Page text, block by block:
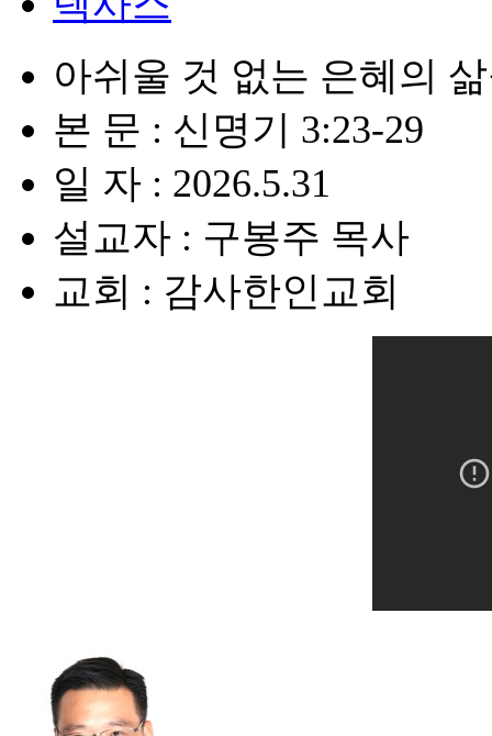
아쉬울 것 없는 은혜의
본 문 : 신명기 3:23-29
일 자 : 2026.5.31
설교자 : 구봉주 목사
교회 : 감사한인교회